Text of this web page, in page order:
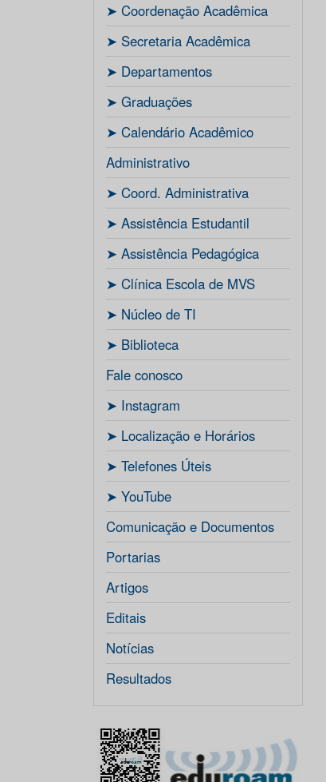
ㅤ➤ Coordenação Acadêmica
ㅤㅤ➤ Secretaria Acadêmica
ㅤ➤ Departamentos
ㅤ➤ Graduações
ㅤ➤ Calendário Acadêmico
Administrativo
ㅤ➤ Coord. Administrativa
ㅤ➤ Assistência Estudantil
ㅤ➤ Assistência Pedagógica
ㅤ➤ Clínica Escola de MVS
ㅤ➤ Núcleo de TI
ㅤ➤ Biblioteca
Fale conosco
ㅤ➤ Instagram
ㅤ➤ Localização e Horários
ㅤ➤ Telefones Úteis
ㅤ➤ YouTube
Comunicação e Documentos
Portarias
Artigos
Editais
Notícias
Resultados